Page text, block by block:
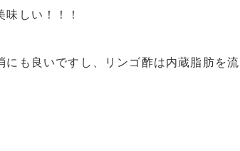
しい！！！
にも良いですし、リンゴ酢は内蔵脂肪を